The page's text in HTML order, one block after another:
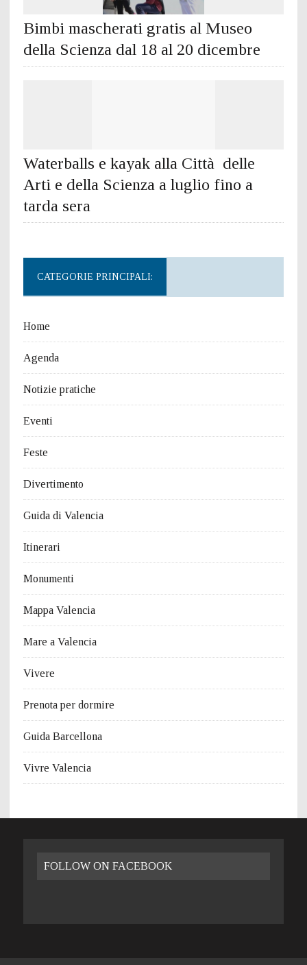
Bimbi mascherati gratis al Museo
della Scienza dal 18 al 20 dicembre
Waterballs e kayak alla Città delle
Arti e della Scienza a luglio fino a
tarda sera
CATEGORIE PRINCIPALI:
Home
Agenda
Notizie pratiche
Eventi
Feste
Divertimento
Guida di Valencia
Itinerari
Monumenti
Mappa Valencia
Mare a Valencia
Vivere
Prenota per dormire
Guida Barcellona
Vivre Valencia
FOLLOW ON FACEBOOK